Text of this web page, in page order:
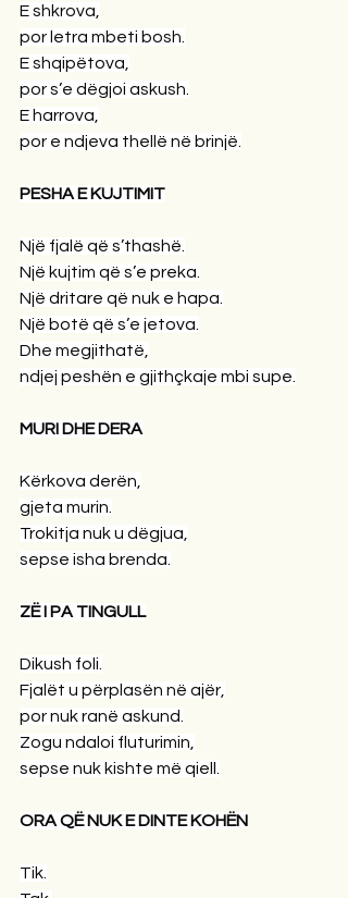
E shkrova,
por letra mbeti bosh.
E shqipëtova,
por s’e dëgjoi askush.
E harrova,
por e ndjeva thellë në brinjë.
PESHA E KUJTIMIT
Një fjalë që s’thashë.
Një kujtim që s’e preka.
Një dritare që nuk e hapa.
Një botë që s’e jetova.
Dhe megjithatë,
ndjej peshën e gjithçkaje mbi supe.
MURI DHE DERA
Kërkova derën,
gjeta murin.
Trokitja nuk u dëgjua,
sepse isha brenda.
ZË I PA TINGULL
Dikush foli.
Fjalët u përplasën në ajër,
por nuk ranë askund.
Zogu ndaloi fluturimin,
sepse nuk kishte më qiell.
ORA QË NUK E DINTE KOHËN
Tik.